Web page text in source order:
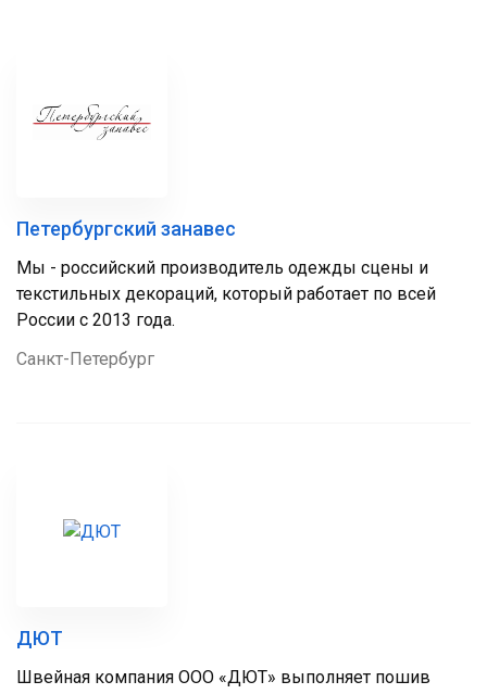
Петербургский занавес
Мы - российский производитель одежды сцены и
текстильных декораций, который работает по всей
России с 2013 года.
Санкт-Петербург
ДЮТ
Швейная компания ООО «ДЮТ» выполняет пошив